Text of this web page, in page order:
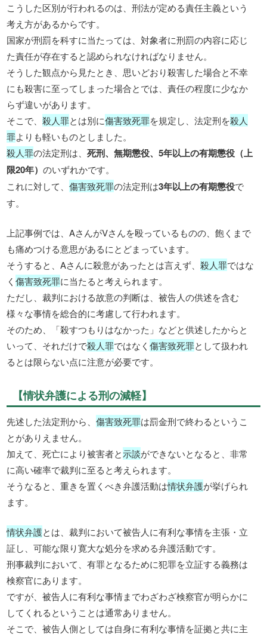
こうした区別が行われるのは、刑法が定める責任主義という
考え方があるからです。
国家が刑罰を科すに当たっては、対象者に刑罰の内容に応じ
た責任が存在すると認められなければなりません。
そうした観点から見たとき、思いどおり殺害した場合と不幸
にも殺害に至ってしまった場合とでは、責任の程度に少なか
らず違いがあります。
そこで、殺人罪とは別に傷害致死罪を規定し、法定刑を殺人
罪よりも軽いものとしました。
殺人罪の法定刑は、死刑、無期懲役、5年以上の有期懲役（上
限20年）のいずれかです。
これに対して、傷害致死罪の法定刑は3年以上の有期懲役で
す。
上記事例では、AさんがVさんを殴っているものの、飽くまで
も痛めつける意思があるにとどまっています。
そうすると、Aさんに殺意があったとは言えず、殺人罪ではな
く傷害致死罪に当たると考えられます。
ただし、裁判における故意の判断は、被告人の供述を含む
様々な事情を総合的に考慮して行われます。
そのため、「殺すつもりはなかった」などと供述したからと
いって、それだけで殺人罪ではなく傷害致死罪として扱われ
るとは限らない点に注意が必要です。
【情状弁護による刑の減軽】
先述した法定刑から、傷害致死罪は罰金刑で終わるというこ
とがありえません。
加えて、死亡により被害者と示談ができないとなると、非常
に高い確率で裁判に至ると考えられます。
そうなると、重きを置くべき弁護活動は情状弁護が挙げられ
ます。
情状弁護とは、裁判において被告人に有利な事情を主張・立
証し、可能な限り寛大な処分を求める弁護活動です。
刑事裁判において、有罪となるために犯罪を立証する義務は
検察官にあります。
ですが、被告人に有利な事情までわざわざ検察官が明らかに
してくれるということは通常ありません。
そこで、被告人側としては自身に有利な事情を証拠と共に主